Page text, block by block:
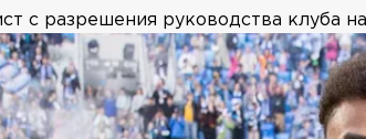
с разрешения руководства клуба